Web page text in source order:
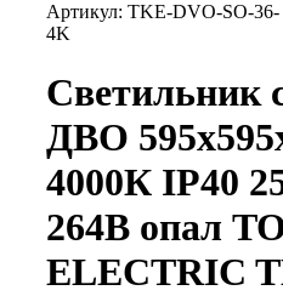
Артикул: TKE-DVO-SO-36-
4K
Светильник
ДВО
4000К IP40
264В опал
ELECTRIC